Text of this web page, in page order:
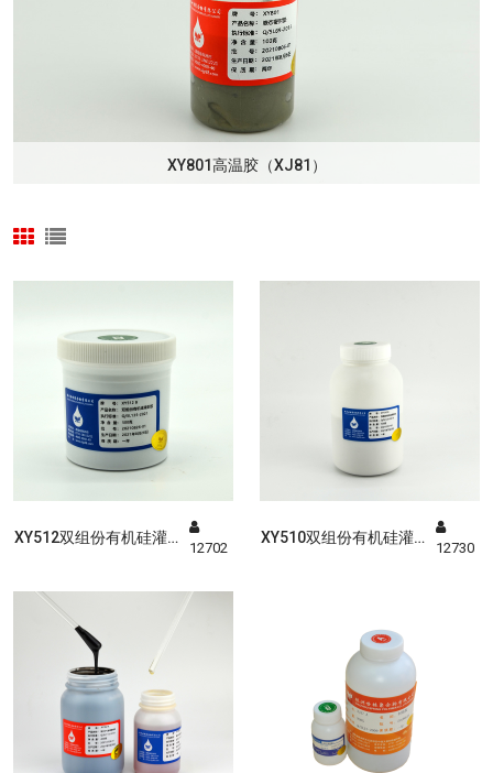
XY801高温胶（XJ81）
XY512双组份有机硅灌封
12702
XY510双组份有机硅灌封
12730